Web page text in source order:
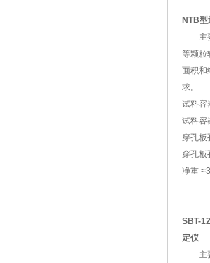
NTB
主要
等颗粒
面积和
求。
试料容
试料容
穿孔板
穿孔板
净重
SBT-
定仪
主要